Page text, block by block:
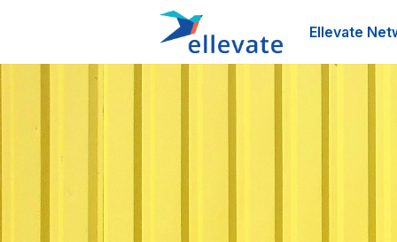
Ellevate